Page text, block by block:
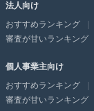
法人向け
おすすめランキング
審査が甘いランキング
個人事業主向け
おすすめランキング
審査が甘いランキング